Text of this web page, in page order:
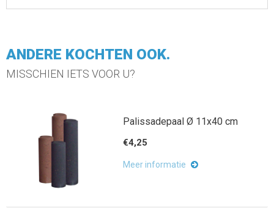
ANDERE KOCHTEN OOK.
MISSCHIEN IETS VOOR U?
Palissadepaal Ø 11x40 cm
€4,25
Meer informatie